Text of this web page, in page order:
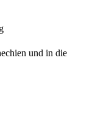
und in die